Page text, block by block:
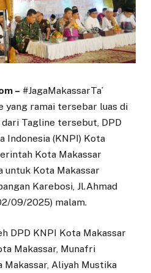
– #JagaMakassarTa’
yang ramai tersebar luas di
Tagline tersebut, DPD
Indonesia (KNPI) Kota
Kota Makassar
untuk Kota Makassar
Karebosi, Jl.Ahmad
09/2025) malam.
DPD KNPI Kota Makassar
Makassar, Munafri
Aliyah Mustika